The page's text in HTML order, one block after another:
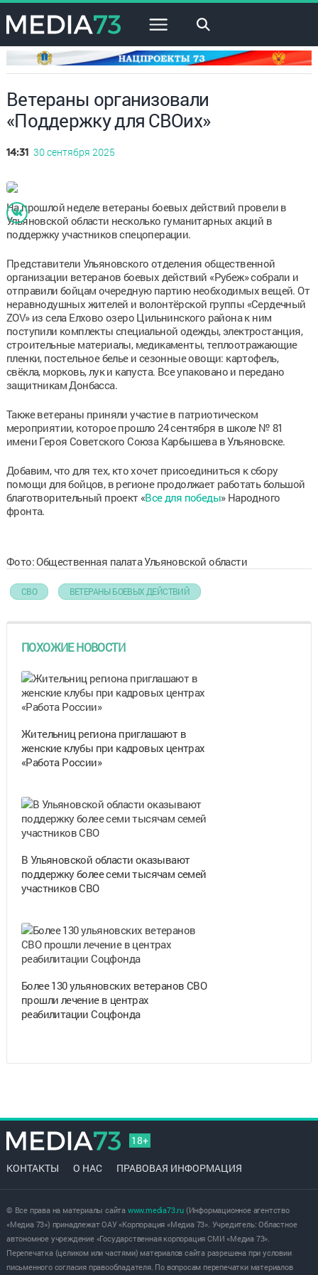
×
Ветераны организовали
«Поддержку для СВОих»
14:31 30 сентября 2025
На прошлой неделе ветераны боевых действий провели в
Ульяновской области несколько гуманитарных акций в
поддержку участников спецоперации.
Представители Ульяновского отделения общественной
организации ветеранов боевых действий «Рубеж» собрали и
отправили бойцам очередную партию необходимых вещей. От
неравнодушных жителей и волонтёрской группы «Сердечный
ZOV» из села Елхово озеро Цильнинского района к ним
поступили комплекты специальной одежды, электростанция,
строительные материалы, медикаменты, теплоотражающие
пленки, постельное белье и сезонные овощи: картофель,
свёкла, морковь, лук и капуста. Все упаковано и передано
защитникам Донбасса.
Также ветераны приняли участие в патриотическом
мероприятии, которое прошло 24 сентября в школе № 81
имени Героя Советского Союза Карбышева в Ульяновске.
Добавим, что для тех, кто хочет присоединиться к сбору
помощи для бойцов, в регионе продолжает работать большой
благотворительный проект «Все для победы» Народного
фронта.
Фото: Общественная палата Ульяновской области
СВО ВЕТЕРАНЫ БОЕВЫХ ДЕЙСТВИЙ
ПОХОЖИЕ НОВОСТИ
Жительниц региона приглашают в
женские клубы при кадровых центрах
«Работа России»
В Ульяновской области оказывают
поддержку более семи тысячам семей
участников СВО
Более 130 ульяновских ветеранов СВО
прошли лечение в центрах
реабилитации Соцфонда
18+
КОНТАКТЫ О НАС ПРАВОВАЯ ИНФОРМАЦИЯ
© Все права на материалы сайта www.media73.ru(Информационное агентство
«Медиа 73») принадлежат ОАУ «Корпорация «Медиа 73». Учредитель: Областное
автономное учреждение «Государственная корпорация СМИ «Медиа 73».
Перепечатка (целиком или частями) материалов сайта разрешена при условии
письменного согласия правообладателя. По вопросам перепечатки материалов